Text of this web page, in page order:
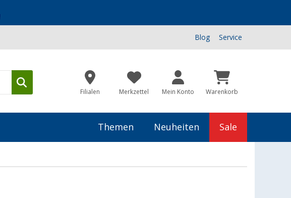
Blog Service
Filialen Merkzettel Mein Konto Warenkorb
Themen Neuheiten Sale